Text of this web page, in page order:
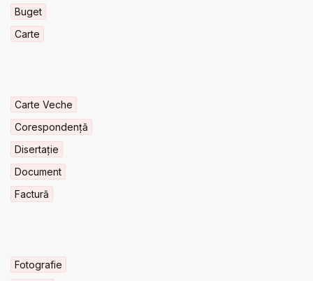
Buget
Carte
Carte Veche
Corespondență
Disertație
Document
Factură
Fotografie